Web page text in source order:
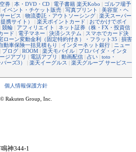
券 | 本・DVD・CD | 電子書籍 楽天Kobo | ゴルフ場予
| イベント・チケット販売 | 写真プリント | 美容室・ヘ
ービス | 物流委託・アウトソーシング | 楽天スーパー
携サイト） | 楽天ポイントカード | おでかけでポイ
| 競輪 | アフィリエイト | ネット証券（株・FX・投資信
ード | 電子マネー | 決済システム | スマホでカード決
ローン変動金利（固定特約付き）・フラット35 | 損害
動車保険一括見積もり | インターネット銀行 | ニュー
| ブログ | ROOM | 楽天モバイル | プロバイダ・インタ
ジアプリ | 電話アプリ | 動画配信 | 占い | toto・
ーズ3） | 楽天イーグルス | 楽天グループ サービス一
個人情報保護方針
© Rakuten Group, Inc.
神344-1